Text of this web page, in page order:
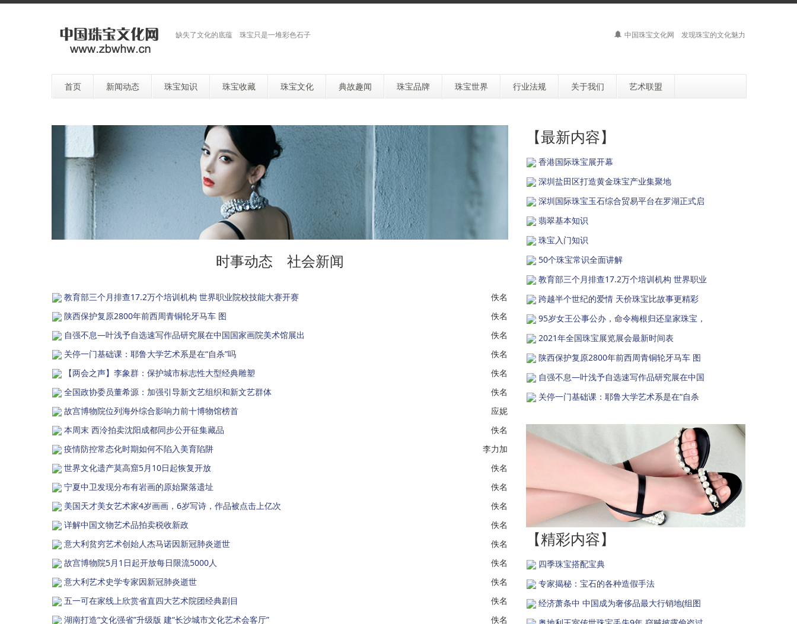
缺失了文化的底蕴 珠宝只是一堆彩色石子 中国珠宝文化网 发现珠宝的文化魅力
首页 新闻动态 珠宝知识 珠宝收藏 珠宝文化 典故趣闻 珠宝品牌 珠宝世界 行业法规 关于我们 艺术联盟
时事动态 社会新闻
教育部三个月排查17.2万个培训机构 世界职业院校技能大赛开赛
佚名
陕西保护复原2800年前西周青铜轮牙马车 图
佚名
自强不息—叶浅予自选速写作品研究展在中国国家画院美术馆展出
佚名
关停一门基础课：耶鲁大学艺术系是在“自杀”吗
佚名
【两会之声】李象群：保护城市标志性大型经典雕塑
佚名
全国政协委员董希源：加强引导新文艺组织和新文艺群体
佚名
故宫博物院位列海外综合影响力前十博物馆榜首
应妮
本周末 西泠拍卖沈阳成都同步公开征集藏品
佚名
疫情防控常态化时期如何不陷入美育陷阱
李力加
世界文化遗产莫高窟5月10日起恢复开放
佚名
宁夏中卫发现分布有岩画的原始聚落遗址
佚名
美国天才美女艺术家4岁画画，6岁写诗，作品被点击上亿次
佚名
详解中国文物艺术品拍卖税收新政
佚名
意大利贫穷艺术创始人杰马诺因新冠肺炎逝世
佚名
故宫博物院5月1日起开放每日限流5000人
佚名
意大利艺术史学专家因新冠肺炎逝世
佚名
五一可在家线上欣赏省直四大艺术院团经典剧目
佚名
湖南打造“文化强省”升级版 建“长沙城市文化艺术会客厅”
佚名
【最新内容】
香港国际珠宝展开幕
深圳盐田区打造黄金珠宝产业集聚地
深圳国际珠宝玉石综合贸易平台在罗湖正式启
翡翠基本知识
珠宝入门知识
50个珠宝常识全面讲解
教育部三个月排查17.2万个培训机构 世界职业
跨越半个世纪的爱情 天价珠宝比故事更精彩
95岁女王公事公办，命令梅根归还皇家珠宝，
2021年全国珠宝展览展会最新时间表
陕西保护复原2800年前西周青铜轮牙马车 图
自强不息—叶浅予自选速写作品研究展在中国
关停一门基础课：耶鲁大学艺术系是在“自杀
【精彩内容】
四季珠宝搭配宝典
专家揭秘：宝石的各种造假手法
经济萧条中 中国成为奢侈品最大行销地(组图